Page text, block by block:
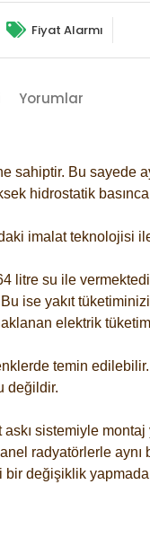
Fiyat Alarmı
Yorumlar
sahiptir. Bu sayede
hidrostatik
imalat teknolojisi
litre su ile
ise yakıt
elektrik
temin edilebilir.
değildir.
sistemiyle montaj
radyatörlerle aynı
bir değişiklik